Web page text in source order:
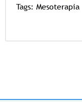
Tags: Mesoterapia